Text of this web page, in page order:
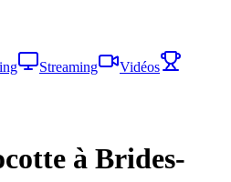
Streaming
Vidéos
à Brides-